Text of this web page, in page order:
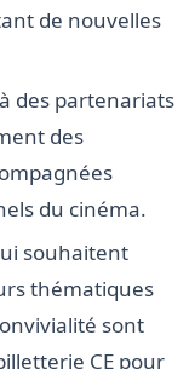
de nouvelles
des partenariats
des
du cinéma.
souhaitent
thématiques
sont
CE pour